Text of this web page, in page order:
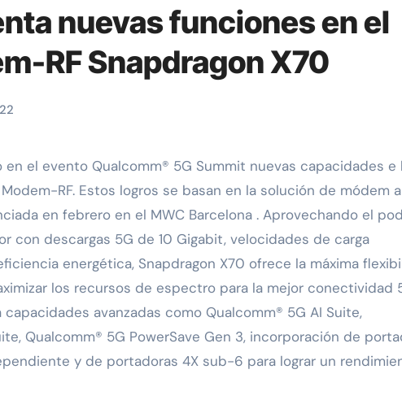
nuevas funciones en el
RF Snapdragon X70
RF. Estos logros se basan en la solución de módem a
en febrero en el MWC Barcelona . Aprovechando el
con descargas 5G de 10 Gigabit, velocidades de carga
energética, Snapdragon X70 ofrece la máxima
los recursos de espectro para la mejor conectividad
avanzadas como Qualcomm® 5G AI Suite,
Qualcomm® 5G PowerSave Gen 3, incorporación de
y de portadoras 4X sub-6 para lograr un